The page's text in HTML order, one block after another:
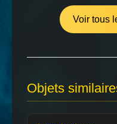
Voir tous
Objets